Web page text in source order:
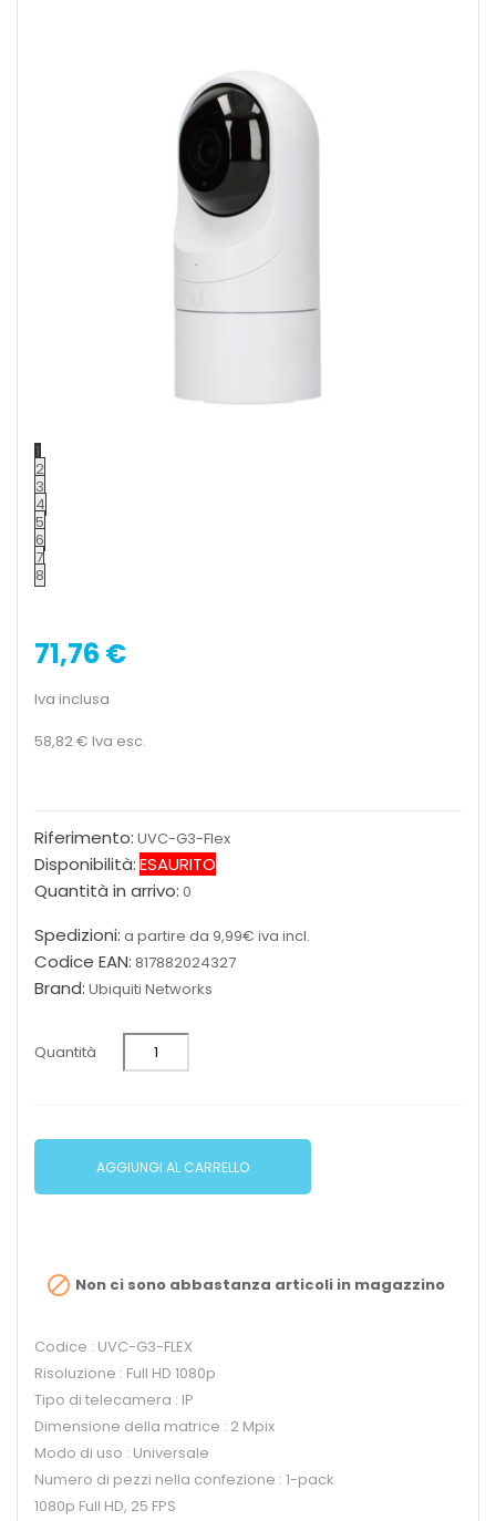
1
2
3
4
5
6
7
8
71,76 €
Iva inclusa
58,82 € Iva esc.
Riferimento: UVC-G3-Flex
Disponibilità:ESAURITO
Quantità in arrivo: 0
Spedizioni: a partire da 9,99€ iva incl.
Codice EAN: 817882024327
Brand: Ubiquiti Networks
Quantità
AGGIUNGI AL CARRELLO
 Non ci sono abbastanza articoli in magazzino
Codice : UVC-G3-FLEX
Risoluzione : Full HD 1080p
Tipo di telecamera : IP
Dimensione della matrice : 2 Mpix
Modo di uso : Universale
Numero di pezzi nella confezione : 1-pack
1080p Full HD, 25 FPS